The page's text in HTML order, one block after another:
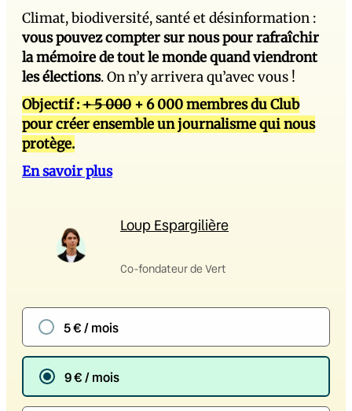
Climat, biodiversité, santé et désinformation :
vous pouvez compter sur nous pour rafraîchir
la mémoire de tout le monde quand viendront
les élections. On n’y arrivera qu’avec vous !
Objectif :+ 5 000 + 6 000 membres du Club
pour créer ensemble un journalisme qui nous
protège.
En savoir plus
Loup Espargilière
Co-fondateur de Vert
5 € / mois
9 € / mois